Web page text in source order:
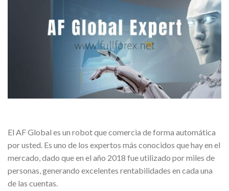
El AF Global es un robot que comercia de forma automática
por usted. Es uno de los expertos más conocidos que hay en el
mercado, dado que en el año 2018 fue utilizado por miles de
personas, generando excelentes rentabilidades en cada una
de las cuentas.